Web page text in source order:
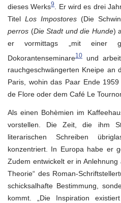
dieses Werks9. Er wird es drei
Titel Los Impostores(Die
perros (Die Stadt und die Hunde)
er vormittags „mit einer
Dokorantenseminare10
und
rauchgeschwängerten Kneipe an
Paris, wohin das Paar Ende
de Flore oder dem Café Le
Als einen Bohèmien im
vorstellen. Die Zeit, die ihm
literarischen Schreiben
konzentriert. In Europa habe er
Zudem entwickelt er in
Theorie“ des Roman-
schicksalhafte Bestimmung,
kommt. „Die Inspiration